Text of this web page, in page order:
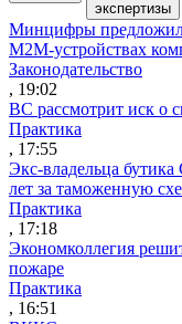
экспертизы
Минцифры
M2M-устройствах
Законодательство
, 19:02
ВС рассмотрит иск о
Практика
, 17:55
Экс-владельца
лет за таможенную
Практика
, 17:18
Экономколлегия
пожаре
Практика
, 16:51